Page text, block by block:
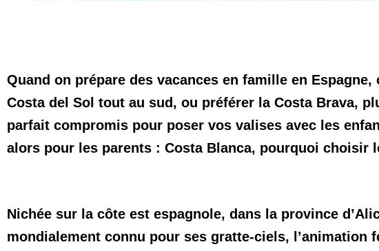
Quand on prépare des vacances en famille en Espagne,
Costa del Sol tout au sud, ou préférer la Costa Brava,
parfait compromis pour poser vos valises avec les
alors pour les parents : Costa Blanca, pourquoi choisir
Nichée sur la côte est espagnole, dans la province
mondialement connu pour ses gratte-ciels,